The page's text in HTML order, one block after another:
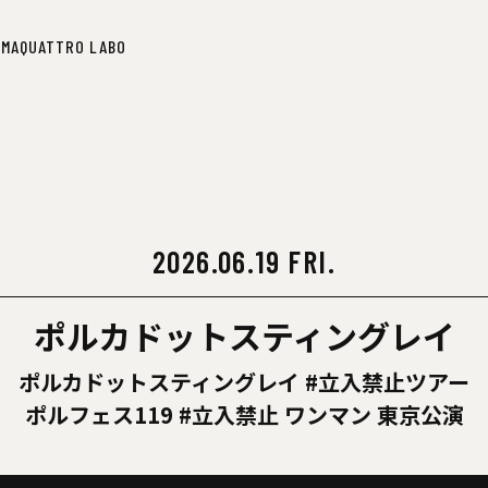
QUATTRO LABO
2026.06.19 FRI.
ポルカドットスティングレイ
ポルカドットスティングレイ #立入禁止ツアー
ポルフェス119 #立入禁止 ワンマン 東京公演